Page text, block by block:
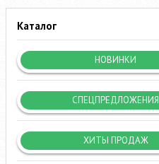
Каталог
НОВИНКИ
СПЕЦПРЕДЛОЖЕНИЯ
ХИТЫ ПРОДАЖ